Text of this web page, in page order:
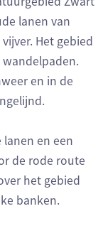
lanen van
Het gebied
en in de
en een
de rode route
het gebied
banken.